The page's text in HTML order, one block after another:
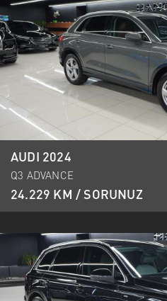
AUDI 2024
Q3 ADVANCE
24.229 KM / SORUNUZ